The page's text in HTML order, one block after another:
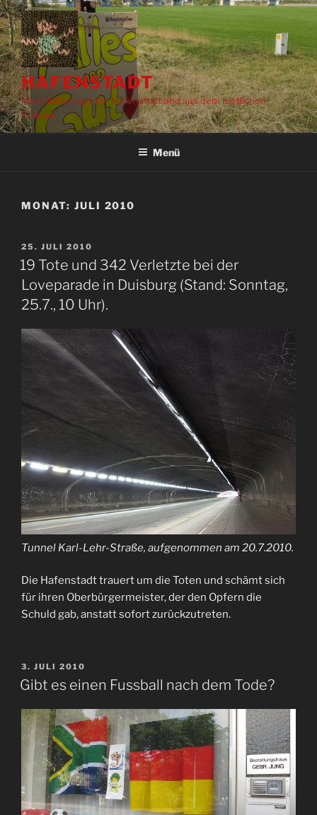
Zum
Inhalt
springen
HAFENSTADT
Nachrichten aus der Hafenstadt und aus dem restlichen
Erdkreis
Menü
MONAT: JULI 2010
VERÖFFENTLICHT
AM
25. JULI 2010
19 Tote und 342 Verletzte bei der
Loveparade in Duisburg (Stand: Sonntag,
25.7., 10 Uhr).
Tunnel Karl-Lehr-Straße, aufgenommen am 20.7.2010.
Die Hafenstadt trauert um die Toten und schämt sich
für ihren Oberbürgermeister, der den Opfern die
Schuld gab, anstatt sofort zurückzutreten.
VERÖFFENTLICHT
AM
3. JULI 2010
Gibt es einen Fussball nach dem Tode?